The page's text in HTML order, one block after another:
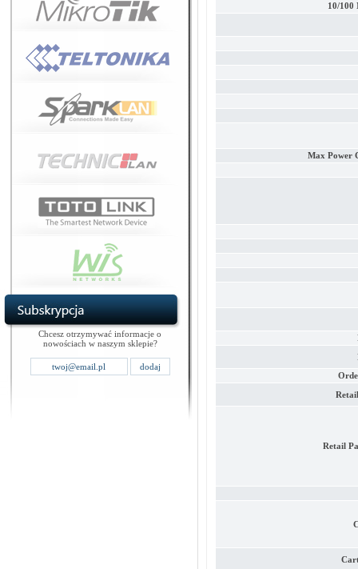
Chcesz otrzymywać informacje o
nowościach w naszym sklepie?
10/100
Max Power
Retail